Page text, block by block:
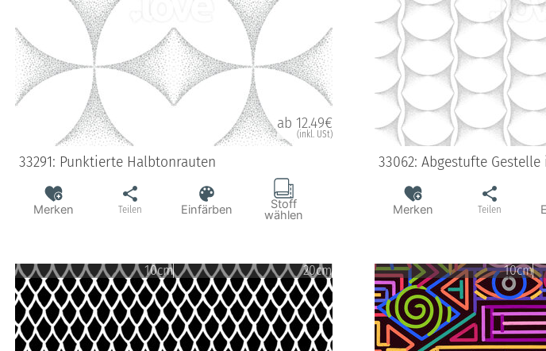
ab 12.49€
(inkl. USt)
33291: Punktierte Halbtonrauten
Merken Teilen Einfärben Stoff
wählen
33062: Abgestufte
Merken Teilen
10cm 20cm 10cm